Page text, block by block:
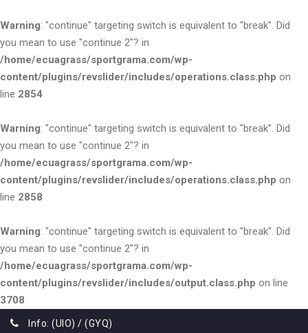
Warning: "continue" targeting switch is equivalent to "break". Did
you mean to use "continue 2"? in
/home/ecuagrass/sportgrama.com/wp-
content/plugins/revslider/includes/operations.class.php on
line 2854
Warning: "continue" targeting switch is equivalent to "break". Did
you mean to use "continue 2"? in
/home/ecuagrass/sportgrama.com/wp-
content/plugins/revslider/includes/operations.class.php on
line 2858
Warning: "continue" targeting switch is equivalent to "break". Did
you mean to use "continue 2"? in
/home/ecuagrass/sportgrama.com/wp-
content/plugins/revslider/includes/output.class.php on line
3708
Info: (UIO) / (GYQ)